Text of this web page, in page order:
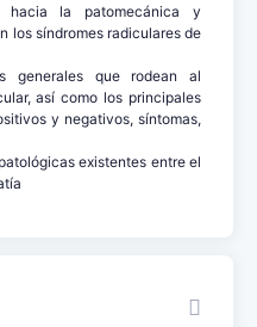
hacia la patomecánica y
los síndromes radiculares de
generales que rodean al
así como los principales
y negativos, síntomas,
existentes entre el